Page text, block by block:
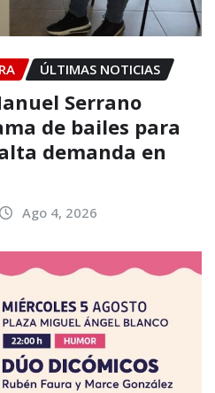
ÚLTIMAS NOTICIAS
Serrano
de bailes para
demanda en
Ago 4, 2026